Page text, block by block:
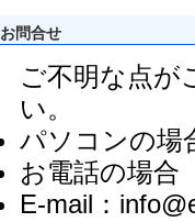
お問合せ
ご不明な点が
い。
パソコンの場
お電話の場合
E-mail：